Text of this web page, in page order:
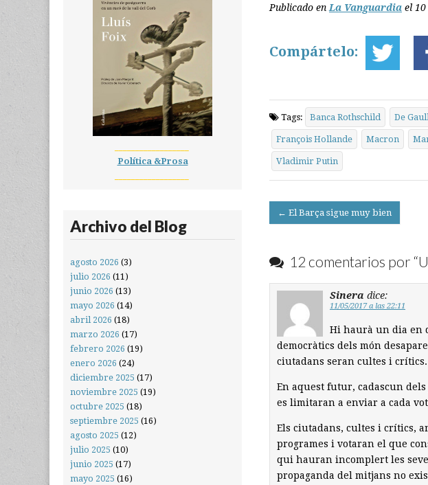
Publicado en La Vanguardia el 10
Compártelo:
Tags: Banca Rothschild De
François Hollande Macron
Vladimir Putin
Post
navigation
← El Barça sigue muy bien
12 comentarios por “
Sinera dice:
11/05/2017 a las 22:11
Hi haurà un dia en
democràtics dels món
ciutadans seran cultes i crítics.
En aquest futur, cadascun
es limitaran a enviar a cada
Els ciutadans, cultes i crítics,
programes i votaran el que
qui hauran incomplert les
propaganda del mitjans no
Política &Prosa
Archivo del Blog
agosto 2026 (3)
julio 2026 (11)
junio 2026 (13)
mayo 2026 (14)
abril 2026 (18)
marzo 2026 (17)
febrero 2026 (19)
enero 2026 (24)
diciembre 2025 (17)
noviembre 2025 (19)
octubre 2025 (18)
septiembre 2025 (16)
agosto 2025 (12)
julio 2025 (10)
junio 2025 (17)
mayo 2025 (16)